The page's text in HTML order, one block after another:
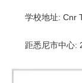
学校地址: Cnr
距悉尼市中心: